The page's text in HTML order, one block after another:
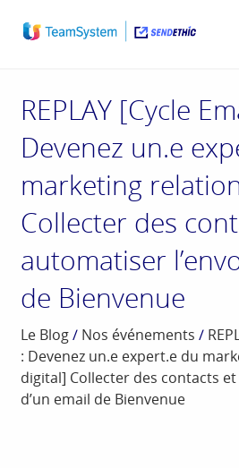
REPLAY [Cycle
Devenez un.e
marketing
Collecter des
automatiser
de Bienvenue
Le Blog/ Nos événements /
: Devenez un.e expert.e du
digital] Collecter des contacts
d’un email de Bienvenue